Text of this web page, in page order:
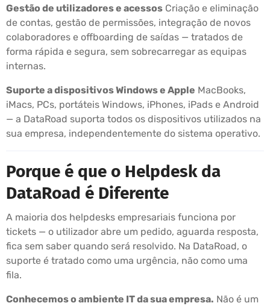
Gestão de utilizadores e acessos Criação e eliminação
de contas, gestão de permissões, integração de novos
colaboradores e offboarding de saídas — tratados de
forma rápida e segura, sem sobrecarregar as equipas
internas.
Suporte a dispositivos Windows e Apple MacBooks,
iMacs, PCs, portáteis Windows, iPhones, iPads e Android
— a DataRoad suporta todos os dispositivos utilizados na
sua empresa, independentemente do sistema operativo.
Porque é que o Helpdesk da
DataRoad é Diferente
A maioria dos helpdesks empresariais funciona por
tickets — o utilizador abre um pedido, aguarda resposta,
fica sem saber quando será resolvido. Na DataRoad, o
suporte é tratado como uma urgência, não como uma
fila.
Conhecemos o ambiente IT da sua empresa. Não é um